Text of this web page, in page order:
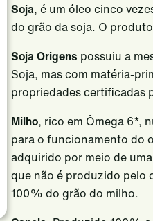
Latam Innovation Center
Notícias
Carreiras
Localidades
Cargill no mundo
Fale
Soja, é um óleo cinco
do grão da soja. O
Soja Origens possuiu a
Soja, mas com matéria-
propriedades certificadas
Milho, rico em Ômega 6*,
para o funcionamento do
adquirido por meio de
que não é produzido pelo
100% do grão do milho.